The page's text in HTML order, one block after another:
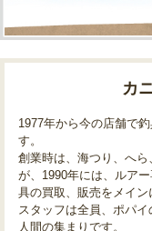
カ
1977年から今の店舗で
す。
創業時は、海つり、へ
が、1990年には、ルア
具の買取、販売をメイン
スタッフは全員、ポパ
人間の集まりです。